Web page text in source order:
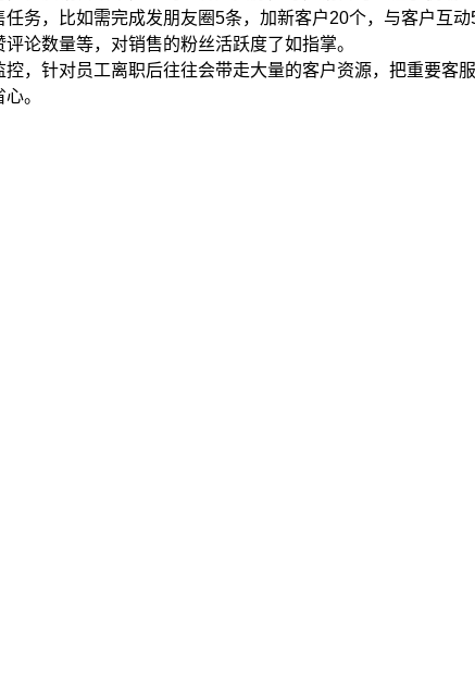
比如需完成发朋友圈5条，加新客户20个，与客户互动
数量等，对销售的粉丝活跃度了如指掌。
针对员工离职后往往会带走大量的客户资源，把重要客
。